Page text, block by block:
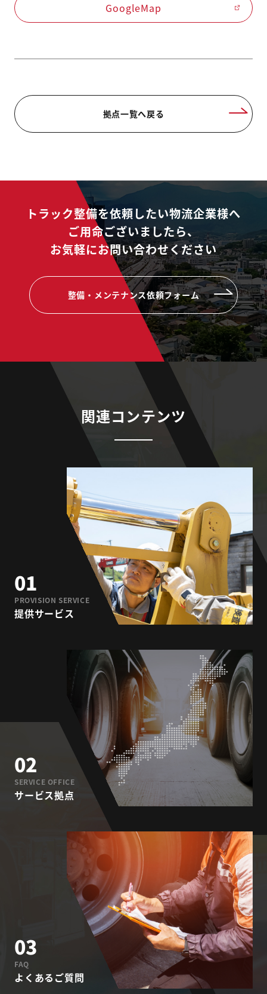
GoogleMap
拠点一覧へ戻る
トラック整備を依頼したい物流企業様へ
ご用命ございましたら、
お気軽にお問い合わせください
整備・メンテナンス依頼フォーム
関連コンテンツ
01
PROVISION SERVICE
提供サービス
02
SERVICE OFFICE
サービス拠点
03
FAQ
よくあるご質問